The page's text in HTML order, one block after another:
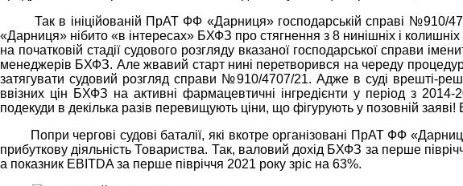
Так в ініційованій ПрАТ ФФ «Дарниця» господарській справі №910/
«Дарниця» нібито «в інтересах» БХФЗ про стягнення з 8 нинішніх і
на початковій стадії судового розгляду вказаної господарської справи
менеджерів БХФЗ. Але жвавий старт нині перетворився на череду
затягувати судовий розгляд справи №910/4707/21. Адже в суді врешті-решт
ввізних цін БХФЗ на активні фармацевтичні інгредієнти у період з
подекуди в декілька разів перевищують ціни, що фігурують у позовній
Попри чергові судові баталії, які вкотре організовані ПрАТ ФФ
прибуткову діяльність Товариства. Так, валовий дохід БХФЗ за перше
а показник EBITDA за перше півріччя 2021 року зріс на 63%.